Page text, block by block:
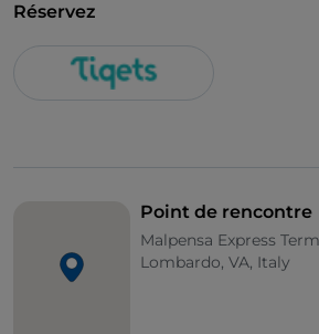
Réservez
Point de rencontre
Malpensa Express
Lombardo, VA, Italy